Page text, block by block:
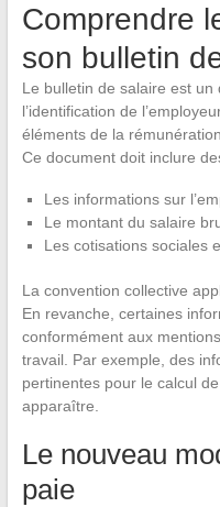
Comprendre
son bulletin
Le bulletin de salaire est
l’identification de
éléments de la
Ce document doit inclure
Les informations sur
Le montant du salaire
Les cotisations sociales
La convention collective
En revanche, certaines
conformément aux
travail. Par exemple, des
pertinentes pour le calcul
apparaître.
Le nouveau
paie